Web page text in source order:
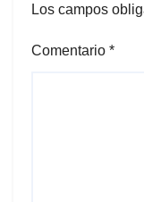
Los campos
Comentario *